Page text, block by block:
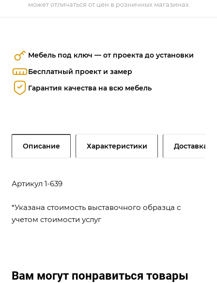
Мебель под ключ — от проекта до установки
Бесплатный проект и замер
Гарантия качества на всю мебель
может отличаться от цен в розничных магазинах
Описание Характеристики Доставка и
Артикул 1-639
*Указана стоимость выставочного образца с
учетом стоимости услуг
Вам могут понравиться товары